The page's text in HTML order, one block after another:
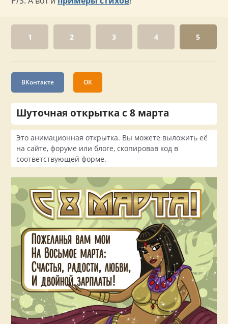
1 2 3 4 5
ВКонтакте ОК
Шуточная открытка с 8 марта
Это анимационная открытка. Вы можете выложить её
на сайте, форуме или блоге, скопировав код в
соответствующей форме.